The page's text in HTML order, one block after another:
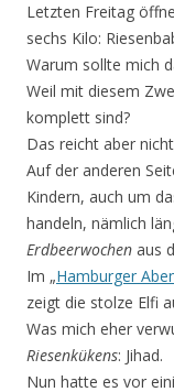
Letzten Freitag
sechs Kilo:
Warum sollte mich
Weil mit diesem
komplett sind?
Das reicht aber
Auf der anderen
Kindern, auch um
handeln, nämlich
Erdbeerwochen aus
Im „Hamburger
zeigt die stolze Elfi
Was mich eher
Riesenkükens: Jihad.
Nun hatte es vor